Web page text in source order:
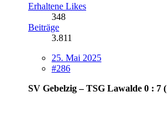
Erhaltene Likes
348
Beiträge
3.811
25. Mai 2025
#286
SV Gebelzig – TSG Lawalde 0 : 7